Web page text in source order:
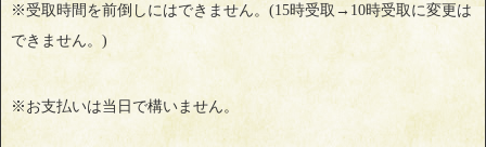
※受取時間を前倒しにはできません。(15時受取→10時受取に変更は
できません。)
※お支払いは当日で構いません。